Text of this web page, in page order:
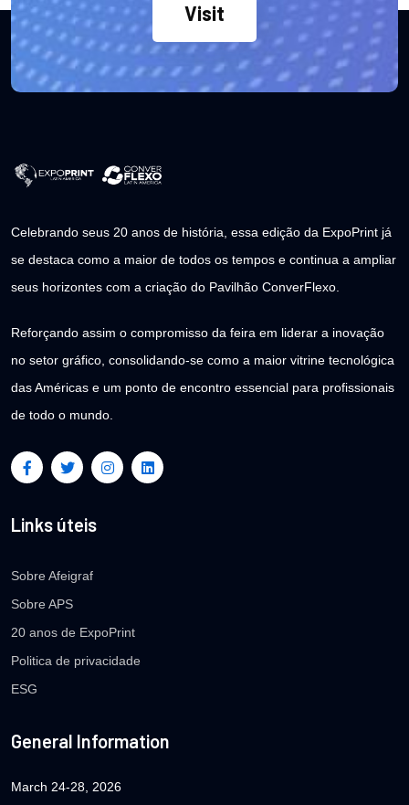
Visit
Celebrando seus 20 anos de história, essa edição da ExpoPrint já
se destaca como a maior de todos os tempos e continua a ampliar
seus horizontes com a criação do Pavilhão ConverFlexo.
Reforçando assim o compromisso da feira em liderar a inovação
no setor gráfico, consolidando-se como a maior vitrine tecnológica
das Américas e um ponto de encontro essencial para profissionais
de todo o mundo.
Links úteis
Sobre Afeigraf
Sobre APS
20 anos de ExpoPrint
Politica de privacidade
ESG
General Information
March 24-28, 2026